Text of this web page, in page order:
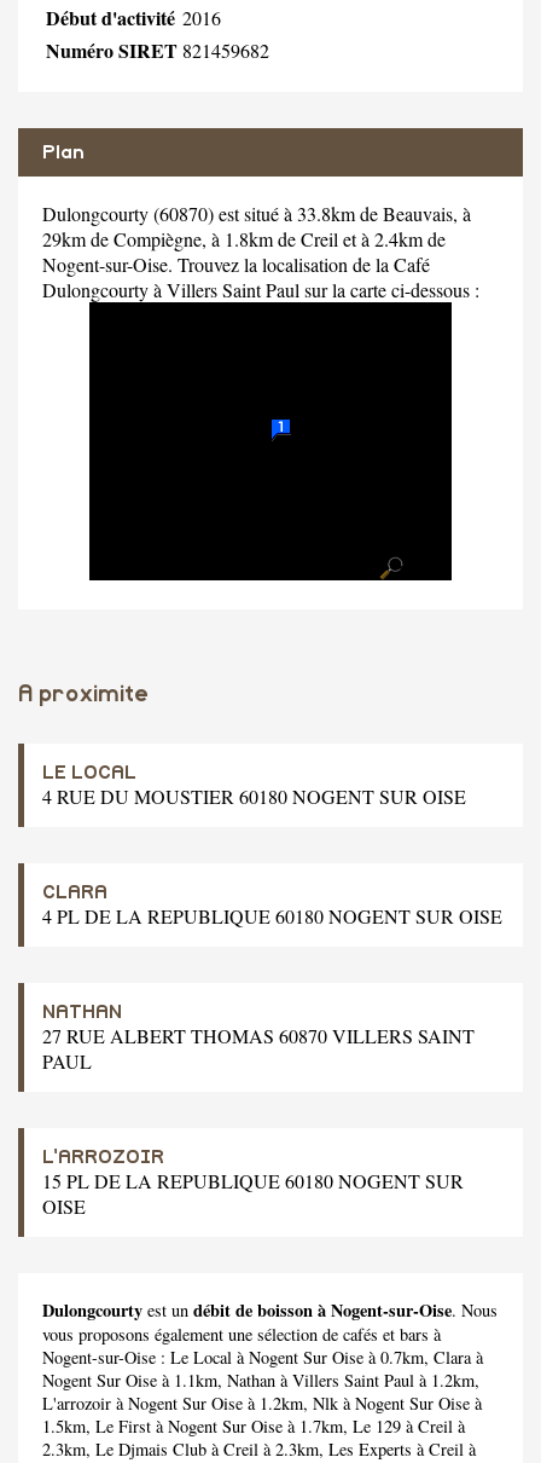
Début d'activité 2016
Numéro SIRET 821459682
Plan
Dulongcourty (60870) est situé à 33.8km de Beauvais, à
29km de Compiègne, à 1.8km de Creil et à 2.4km de
Nogent-sur-Oise. Trouvez la localisation de la Café
Dulongcourty à Villers Saint Paul sur la carte ci-dessous :
A proximite
LE LOCAL
4 RUE DU MOUSTIER 60180 NOGENT SUR OISE
CLARA
4 PL DE LA REPUBLIQUE 60180 NOGENT SUR OISE
NATHAN
27 RUE ALBERT THOMAS 60870 VILLERS SAINT
PAUL
L'ARROZOIR
15 PL DE LA REPUBLIQUE 60180 NOGENT SUR
OISE
Dulongcourty est un débit de boisson à Nogent-sur-Oise. Nous
vous proposons également une sélection de cafés et bars à
Nogent-sur-Oise : Le Local à Nogent Sur Oise à 0.7km, Claraà
Nogent Sur Oise à 1.1km, Nathan à Villers Saint Paul à 1.2km,
L'arrozoir à Nogent Sur Oise à 1.2km, Nlk à Nogent Sur Oise à
1.5km, Le First à Nogent Sur Oise à 1.7km, Le 129 à Creil à
2.3km, Le Djmais Club à Creil à 2.3km, Les Experts à Creil à